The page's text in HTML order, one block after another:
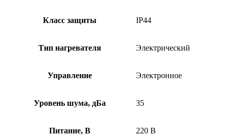
Класс защиты IP44
Тип нагревателя Электрический
Управление Электронное
Уровень шума, дБа 35
Питание, В 220 В